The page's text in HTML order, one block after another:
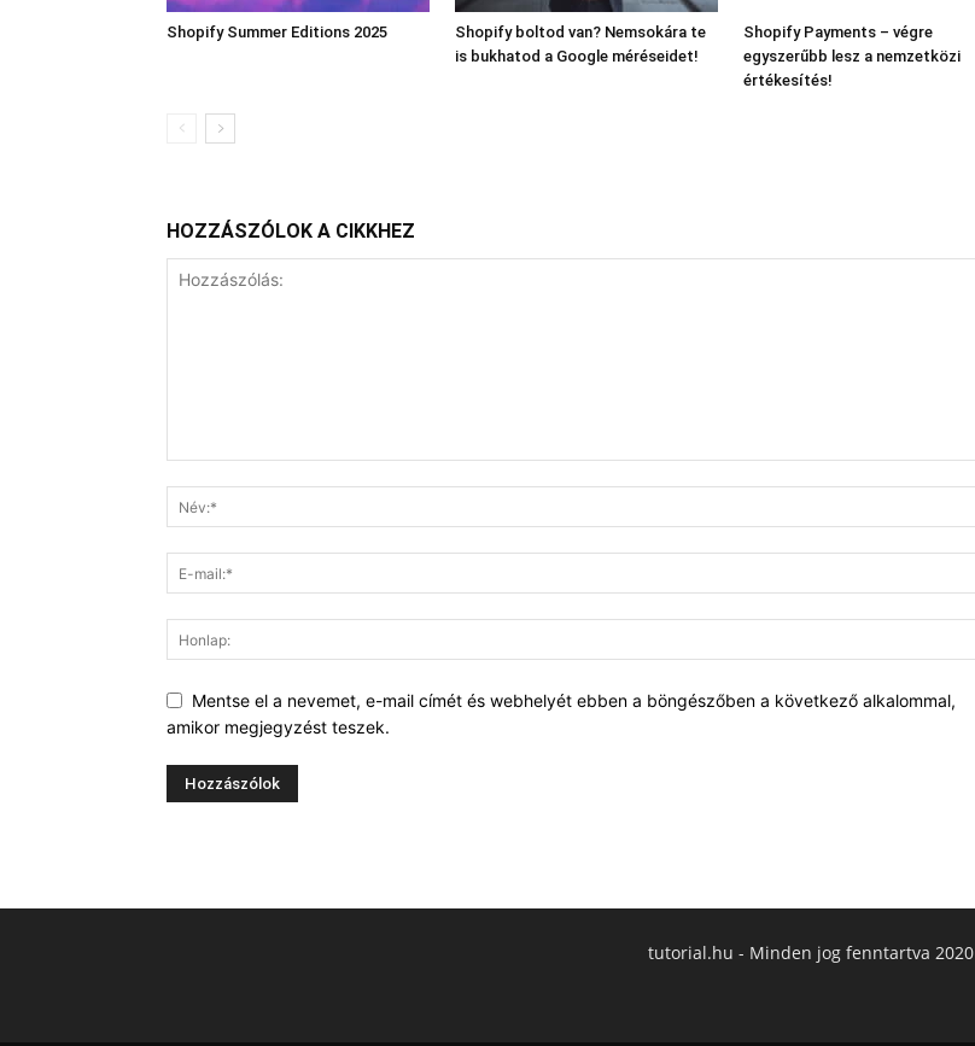
Shopify Summer Editions 2025
Shopify boltod van? Nemsokára te
is bukhatod a Google méréseidet!
Shopify Payments – végre
egyszerűbb lesz a nemzetközi
értékesítés!
HOZZÁSZÓLOK A CIKKHEZ
Mentse el a nevemet, e-mail címét és webhelyét ebben a böngészőben a következő alkalommal,
amikor megjegyzést teszek.
tutorial.hu - Minden jog fenntartva 2020